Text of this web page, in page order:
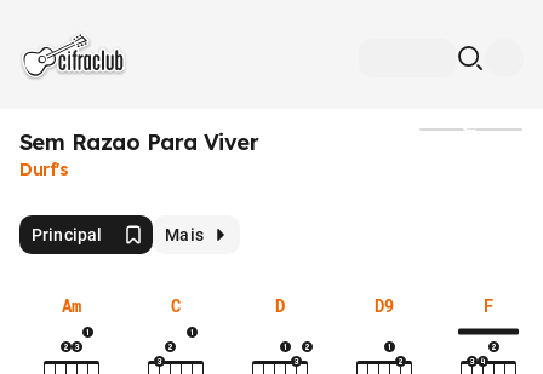
Sem Razao Para Viver
Durf's
Principal Mais
Am C D D9 F